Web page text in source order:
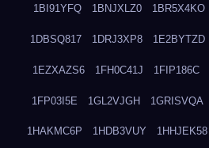
1BI91YFQ 1BNJXLZ0 1BR5X4KO
1DBSQ817 1DRJ3XP8 1E2BYTZD
1EZXAZS6 1FH0C41J 1FIP186C
1FP03I5E 1GL2VJGH 1GRISVQA
1HAKMC6P 1HDB3VUY 1HHJEK58